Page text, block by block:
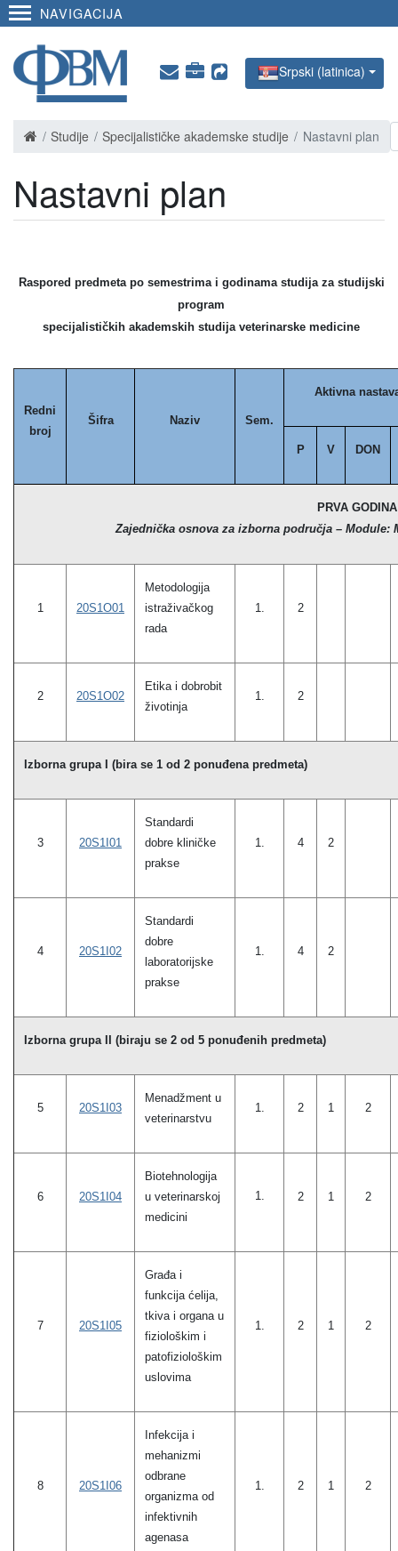
NAVIGACIJA
Srpski (latinica)
Studije Specijalističke akademske studije Nastavni plan
Nastavni plan
Raspored predmeta po semestrima i godinama studija za studijski
program
specijalističkih akademskih studija veterinarske medicine
Redni
broj
Šifra Naziv Sem.
Aktivna
P V DON
PRVA GODINA
Zajednička osnova za izborna područja – Module:
1 20S1O01
Metodologija
istraživačkog
rada
1. 2
2 20S1O02
Etika i dobrobit
životinja
1. 2
Izborna grupa I (bira se 1 od 2 ponuđena predmeta)
3 20S1I01
Standardi
dobre kliničke
prakse
1. 4 2
4 20S1I02
Standardi
dobre
laboratorijske
prakse
1. 4 2
Izborna grupa II (biraju se 2 od 5 ponuđenih predmeta)
5 20S1I03
Menadžment u
veterinarstvu
1. 2 1 2
6 20S1I04
Biotehnologija
u veterinarskoj
medicini
1. 2 1 2
7 20S1I05
Građa i
funkcija ćelija,
tkiva i organa u
fiziološkim i
patofiziološkim
uslovima
1. 2 1 2
8 20S1I06
Infekcija i
mehanizmi
odbrane
organizma od
infektivnih
agenasa
1. 2 1 2